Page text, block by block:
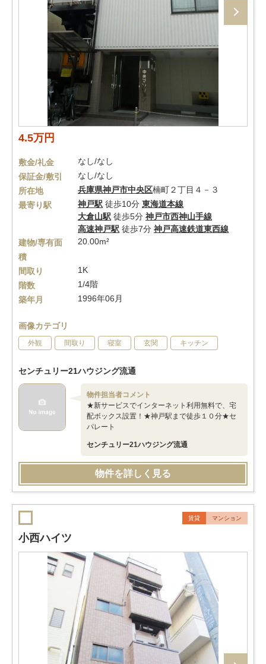
4.5万円
敷金/礼金
なし/なし
保証金/敷引
なし/なし
所在地
兵庫県神戸市中央区楠町２丁目４－３
最寄り駅
神戸駅 徒歩10分 東海道本線
大倉山駅 徒歩5分 神戸市西神山手線
高速神戸駅 徒歩7分 神戸高速鉄道東西線
建物/専有面
積
20.00m²
間取り
1K
階数
1/4階
築年月
1996年06月
画像カテゴリ
外観 間取り 寝室 玄関 キッチン
センチュリー21ハウジング流通
物件担当者コメント
★新サービスでインターネット利用無料で、宅
配ボックス設置！★神戸駅まで徒歩１０分★セ
パレート
センチュリー21ハウジング流通
物件を詳しく見る
賃貸 マンション
小西ハイツ